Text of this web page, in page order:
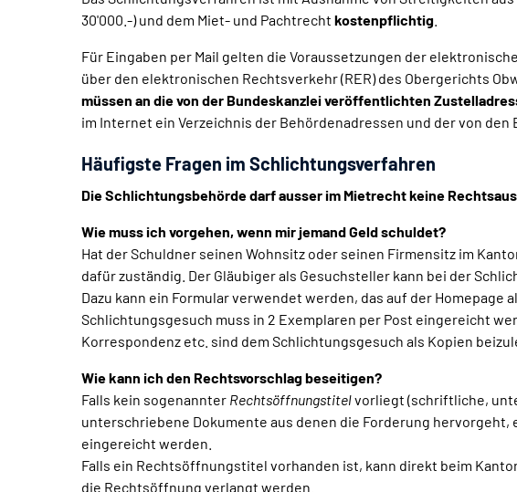
30'000.-) und dem Miet- und Pachtrecht kostenpflichtig
Für Eingaben per Mail gelten die Voraussetzungen der
über den elektronischen Rechtsverkehr (RER) des Obergerichts
müssen an die von der Bundeskanzlei veröffentlichten
im Internet ein Verzeichnis der Behördenadressen und der von
Häufigste Fragen im Schlichtungsverfahren
Die Schlichtungsbehörde darf ausser im Mietrecht keine
Wie muss ich vorgehen, wenn mir jemand Geld schuldet?
Hat der Schuldner seinen Wohnsitz oder seinen Firmensitz im
dafür zuständig. Der Gläubiger als Gesuchsteller kann bei der
Dazu kann ein Formular verwendet werden, das auf der Homepage
Schlichtungsgesuch muss in 2 Exemplaren per Post eingereicht
Korrespondenz etc. sind dem Schlichtungsgesuch als Kopien
Wie kann ich den Rechtsvorschlag beseitigen?
Falls kein sogenannter Rechtsöffnungstitelvorliegt (schriftliche,
unterschriebene Dokumente aus denen die Forderung
eingereicht werden.
Falls ein Rechtsöffnungstitel vorhanden ist, kann direkt beim
die Rechtsöffnung verlangt werden.